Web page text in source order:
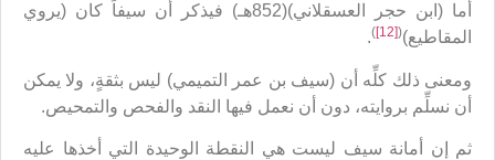
أما (ابن حجر العسقلاني)(852هـ) فيذكر أن سيفاً كان (يروي
المقاطيع)(
[12]
)
.
ومعنى ذلك كلِّه أن (سيف بن عمر التميمي) ليس بثقةٍ، ولا يمكن
أن نسلِّم بروايته، دون أن نعمل فيها النقد والفحص والتمحيص.
ثم إن أمانة سيف ليست هي النقطة الوحيدة التي أخذها عليه